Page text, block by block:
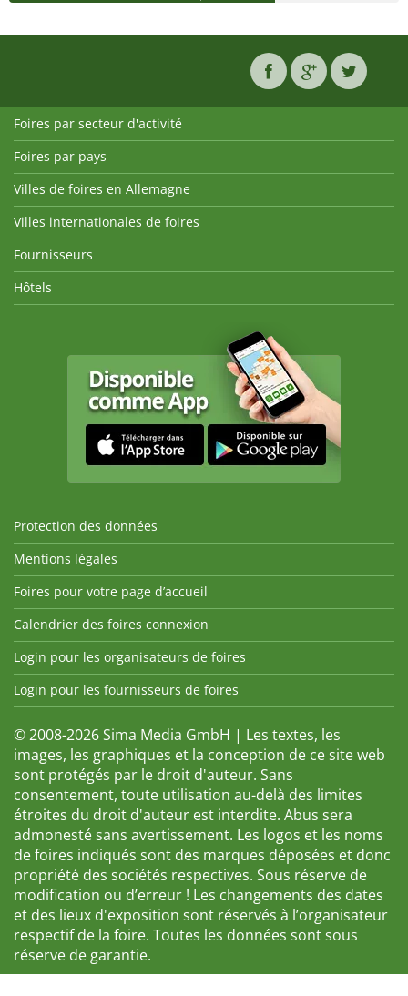
Foires par secteur d'activité
Foires par pays
Villes de foires en Allemagne
Villes internationales de foires
Fournisseurs
Hôtels
Protection des données
Mentions légales
Foires pour votre page d’accueil
Calendrier des foires connexion
Login pour les organisateurs de foires
Login pour les fournisseurs de foires
© 2008-2026 Sima Media GmbH | Les textes, les
images, les graphiques et la conception de ce site web
sont protégés par le droit d'auteur. Sans
consentement, toute utilisation au-delà des limites
étroites du droit d'auteur est interdite. Abus sera
admonesté sans avertissement. Les logos et les noms
de foires indiqués sont des marques déposées et donc
propriété des sociétés respectives. Sous réserve de
modification ou d’erreur ! Les changements des dates
et des lieux d'exposition sont réservés à l’organisateur
respectif de la foire. Toutes les données sont sous
réserve de garantie.